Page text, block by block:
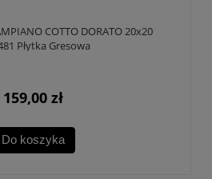
COTTO DORATO 20x20
Płytka Gresowa
159,00 zł
Do koszyka